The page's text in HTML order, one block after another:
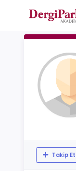
Takip Et